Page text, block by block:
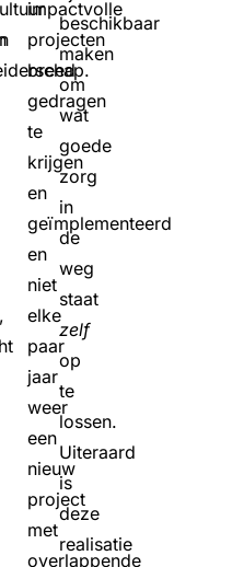
impactvolle
projecten
breed
gedragen
te
krijgen
en
geïmplementeerd
en
niet
elke
paar
jaar
weer
een
nieuw
project
met
overlappende
beschikbaar
maken
om
wat
goede
zorg
in
de
weg
staat
zelf
op
te
lossen.
Uiteraard
is
deze
realisatie